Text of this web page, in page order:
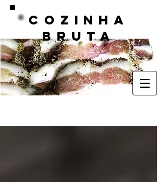
COZINHA
BRUTA